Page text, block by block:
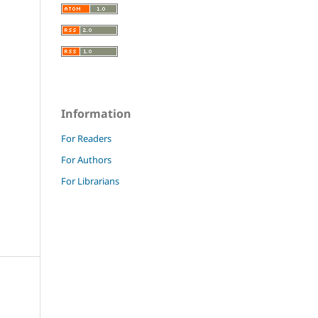
Information
For Readers
For Authors
For Librarians